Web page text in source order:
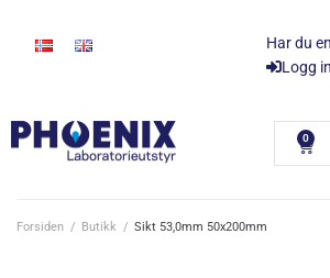
Har du
Logg
0
Forsiden / Butikk / Sikt 53,0mm 50x200mm